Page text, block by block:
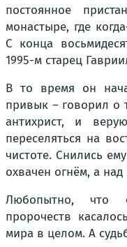
постоянное
монастыре, где
С конца
1995-м старец
В то время он
привык – говорил о
антихрист, и
переселяться на
чистоте. Снились
охвачен огнём, а
Любопытно, что
пророчеств
мира в целом. А